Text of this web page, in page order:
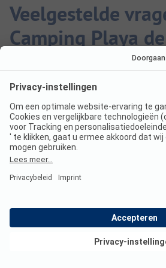
Veelgestelde
Camping Playa de
Zijn honden
Camping Playa de
Ja, honden zijn toegestaan op de
Bekijk deals